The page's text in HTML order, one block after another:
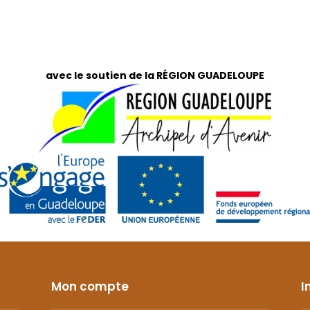
avec le soutien de la RÉGION GUADELOUPE
Mon compte